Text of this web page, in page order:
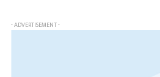
- ADVERTISEMENT -